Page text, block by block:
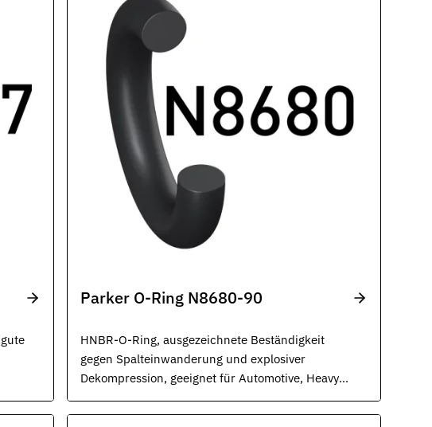
Parker O-Ring N8680-90
HNBR-O-Ring, ausgezeichnete Beständigkeit
gegen Spalteinwanderung und explosiver
Dekompression, geeignet für Automotive, Heavy
Duty, Transportwesen und allgemeine
Industrieanwendungen, schwarz.